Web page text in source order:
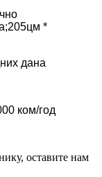
*
дана
ком/год
оставите нам